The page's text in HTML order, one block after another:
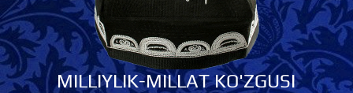
MILLIYLIK-MILLAT KO'ZGUSI